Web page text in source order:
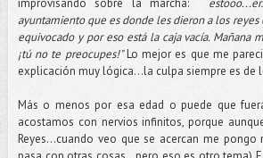
improvisando sobre la marcha: “
ayuntamiento que es donde les dieron a los reyes
equivocado y por eso está la caja vacía. Mañana
¡tú no te preocupes!"Lo mejor es que me
explicación muy lógica...la culpa siempre es de
Más o menos por esa edad o puede que
acostamos con nervios infinitos, porque
Reyes...cuando veo que se acercan me pongo